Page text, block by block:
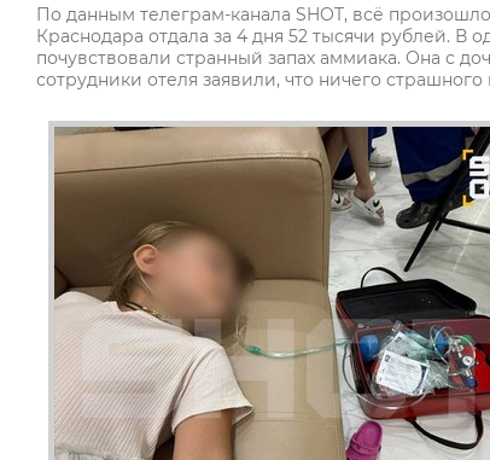
По данным телеграм-канала SHOT, всё
Краснодара отдала за 4 дня 52 тысячи рублей. В
почувствовали странный запах аммиака. Она с
сотрудники отеля заявили, что ничего